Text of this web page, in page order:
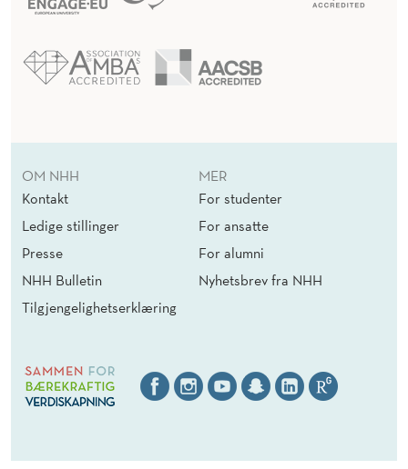
OM NHH
Kontakt
Ledige stillinger
Presse
NHH Bulletin
Tilgjengelighetserklæring
MER
For studenter
For ansatte
For alumni
Nyhetsbrev fra NHH